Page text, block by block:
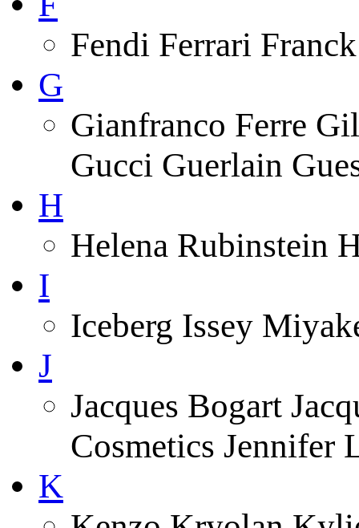
Fendi Ferrari
G
Gianfranco Ferre
Gucci Guerlain
H
Helena Rubinstein
I
Iceberg Issey
J
Jacques Bogart
Cosmetics Jennifer
K